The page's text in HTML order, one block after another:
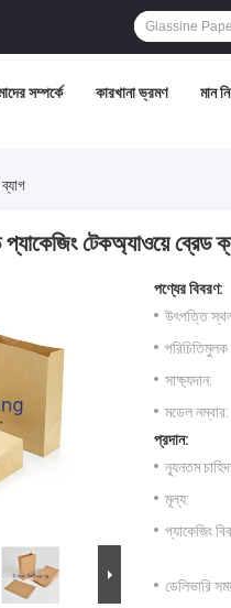
সম্পর্কে কারখানা ভ্রমণ মান
টেকঅ্যাওয়ে ব্রেড
পণ্যের বিবরণ:
উৎপত্তি
পরিচিতিমুলক
সাক্ষ্যদান:
মডেল নম্বার:
প্রদান:
ন্যূনতম
মূল্য:
প্যাকেজিং
ডেলিভারি